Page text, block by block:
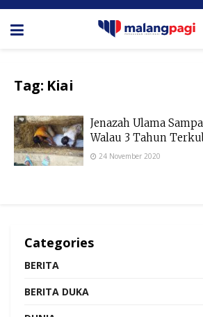
Tag: Kiai
Jenazah Ulama
Walau 3 Tahun
24 November 2020
Categories
BERITA
BERITA DUKA